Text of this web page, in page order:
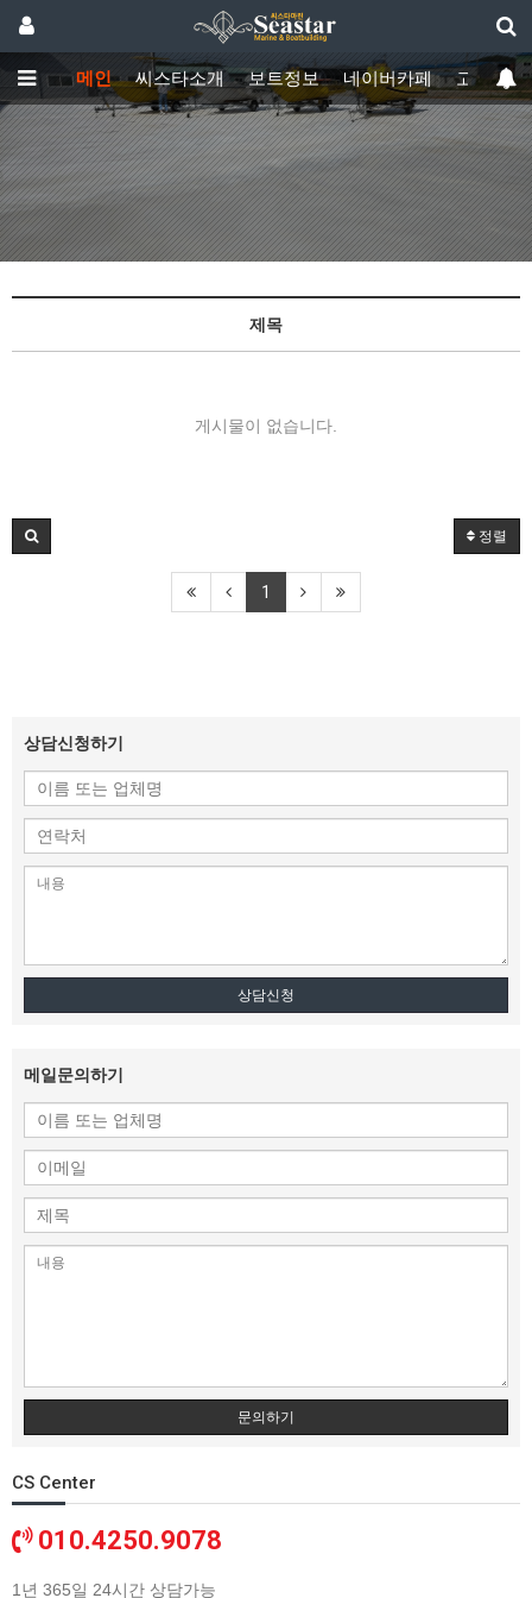
메인 씨스타소개 보트정보 네이버카페 고객센터
제목
게시물이 없습니다.
정렬
1
상담신청하기
상담신청
메일문의하기
문의하기
CS Center
010.4250.9078
1년 365일 24시간 상담가능